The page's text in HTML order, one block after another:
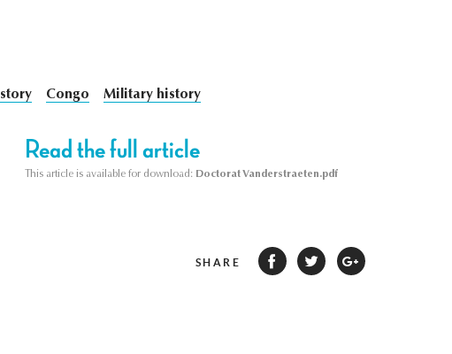
Congo Military history
Read the full article
This article is available for download: Doctorat Vanderstraeten.pdf
SHARE